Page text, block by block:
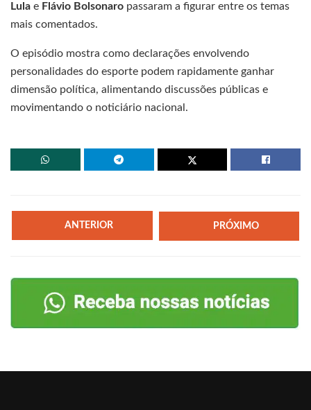
Lula e Flávio Bolsonaro passaram a figurar entre os temas
mais comentados.
O episódio mostra como declarações envolvendo
personalidades do esporte podem rapidamente ganhar
dimensão política, alimentando discussões públicas e
movimentando o noticiário nacional.
ANTERIOR PRÓXIMO